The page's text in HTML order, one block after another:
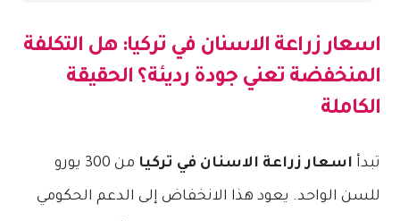
اسعار زراعة الاسنان في تركيا: هل التكلفة
المنخفضة تعني جودة رديئة؟ الحقيقة
الكاملة
تبدأ اسعار زراعة الاسنان في تركيا من 300 يورو
للسن الواحد. يعود هذا الانخفاض إلى الدعم الحكومي